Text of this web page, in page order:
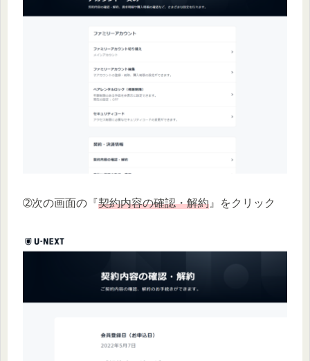
➁次の画面の『契約内容の確認・解約 』をクリック